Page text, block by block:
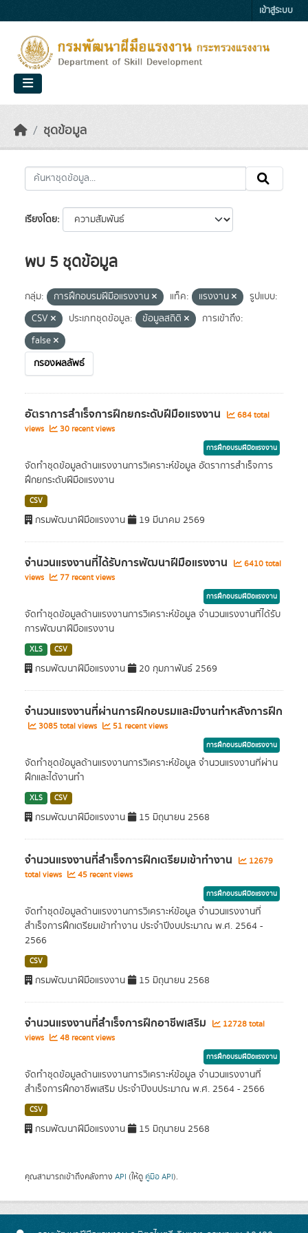
เข้าสู่ระบบ
ชุดข้อมูล
เรียงโดย
พบ 5 ชุดข้อมูล
กลุ่ม: การฝึกอบรมฝีมือแรงงาน แท็ค: แรงงาน
รูปแบบ:
CSV
ประเภทชุดข้อมูล: ข้อมูลสถิติ
การเข้าถึง:
false
กรองผลลัพธ์
อัตราการสำเร็จการฝึกยกระดับฝีมือแรงงาน
684 total
views
30 recent views
การฝึกอบรมฝีมือแรงงาน
จัดทำชุดข้อมูลด้านแรงงานการวิเคราะห์ข้อมูล อัตราการสำเร็จการ
ฝึกยกระดับฝีมือแรงงาน
CSV
กรมพัฒนาฝีมือแรงงาน 19 มีนาคม 2569
จำนวนแรงงานที่ได้รับการพัฒนาฝีมือแรงงาน
6410 total
views
77 recent views
การฝึกอบรมฝีมือแรงงาน
จัดทำชุดข้อมูลด้านแรงงานการวิเคราะห์ข้อมูล จำนวนแรงงานที่ได้รับ
การพัฒนาฝีมือแรงงาน
XLS CSV
กรมพัฒนาฝีมือแรงงาน 20 กุมภาพันธ์ 2569
จำนวนแรงงานที่ผ่านการฝึกอบรมและมีงานทำหลังการฝึก
3085 total views 51 recent views
การฝึกอบรมฝีมือแรงงาน
จัดทำชุดข้อมูลด้านแรงงานการวิเคราะห์ข้อมูล จำนวนแรงงานที่ผ่าน
ฝึกและได้งานทำ
XLS CSV
กรมพัฒนาฝีมือแรงงาน 15 มิถุนายน 2568
จำนวนแรงงานที่สำเร็จการฝึกเตรียมเข้าทำงาน
12679
total views
45 recent views
การฝึกอบรมฝีมือแรงงาน
จัดทำชุดข้อมูลด้านแรงงานการวิเคราะห์ข้อมูล จำนวนแรงงานที่
สำเร็จการฝึกเตรียมเข้าทำงาน ประจำปีงบประมาณ พ.ศ. 2564 -
2566
CSV
กรมพัฒนาฝีมือแรงงาน 15 มิถุนายน 2568
จำนวนแรงงานที่สำเร็จการฝึกอาชีพเสริม
12728 total
views
48 recent views
การฝึกอบรมฝีมือแรงงาน
จัดทำชุดข้อมูลด้านแรงงานการวิเคราะห์ข้อมูล จำนวนแรงงานที่
สำเร็จการฝึกอาชีพเสริม ประจำปีงบประมาณ พ.ศ. 2564 - 2566
CSV
กรมพัฒนาฝีมือแรงงาน 15 มิถุนายน 2568
คุณสามารถเข้าถึงคลังทาง API (ให้ดู คู่มือ API).